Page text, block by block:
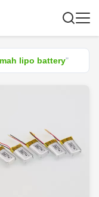
lipo battery"